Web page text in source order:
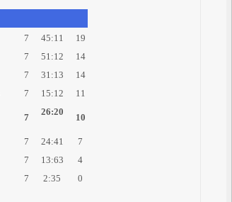
7 45:11
19
7 51:12
14
7 31:13
14
7 15:12 11
7
26:20
10
7 24:41
7
7 13:63
4
7 2:35 0